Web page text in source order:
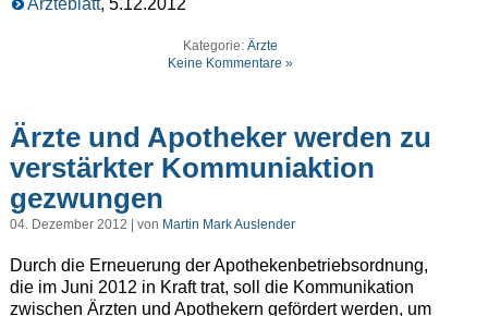
Ärzteblatt, 5.12.2012
Kategorie:Ärzte
Keine Kommentare »
Ärzte und Apotheker werden zu
verstärkter Kommuniaktion
gezwungen
04. Dezember 2012 | von Martin Mark Auslender
Durch die Erneuerung der Apothekenbetriebsordnung,
die im Juni 2012 in Kraft trat, soll die Kommunikation
zwischen Ärzten und Apothekern gefördert werden, um